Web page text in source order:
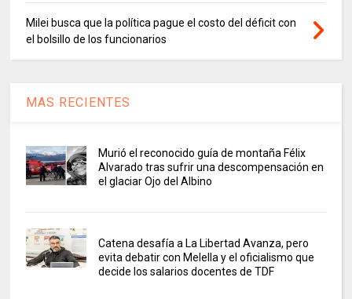
Milei busca que la política pague el costo del déficit con
el bolsillo de los funcionarios
MAS RECIENTES
Murió el reconocido guía de montaña Félix
Alvarado tras sufrir una descompensación en
el glaciar Ojo del Albino
Catena desafía a La Libertad Avanza, pero
evita debatir con Melella y el oficialismo que
decide los salarios docentes de TDF